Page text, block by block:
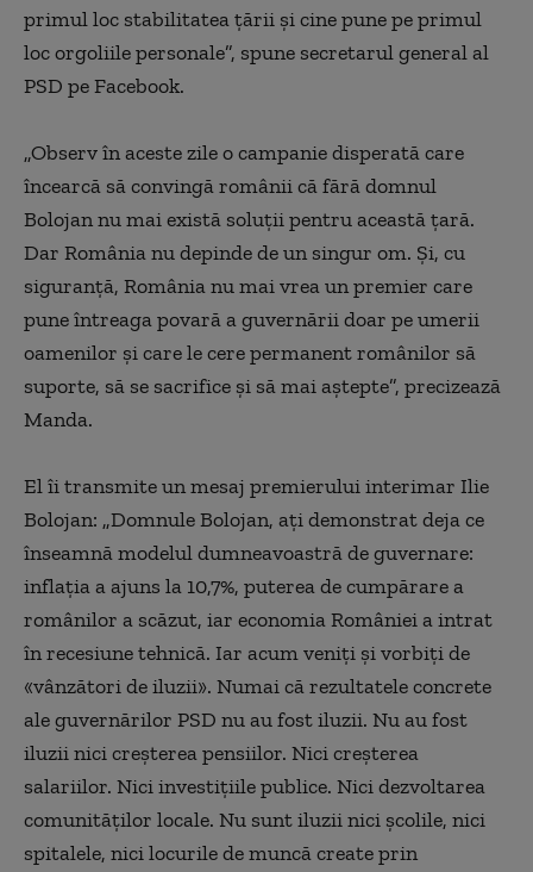
primul loc stabilitatea ţării şi cine pune pe primul
loc orgoliile personale”, spune secretarul general al
PSD pe Facebook.
„Observ în aceste zile o campanie disperată care
încearcă să convingă românii că fără domnul
Bolojan nu mai există soluţii pentru această ţară.
Dar România nu depinde de un singur om. Şi, cu
siguranţă, România nu mai vrea un premier care
pune întreaga povară a guvernării doar pe umerii
oamenilor şi care le cere permanent românilor să
suporte, să se sacrifice şi să mai aştepte”, precizează
Manda.
El îi transmite un mesaj premierului interimar Ilie
Bolojan: „Domnule Bolojan, aţi demonstrat deja ce
înseamnă modelul dumneavoastră de guvernare:
inflaţia a ajuns la 10,7%, puterea de cumpărare a
românilor a scăzut, iar economia României a intrat
în recesiune tehnică. Iar acum veniţi şi vorbiţi de
«vânzători de iluzii». Numai că rezultatele concrete
ale guvernărilor PSD nu au fost iluzii. Nu au fost
iluzii nici creşterea pensiilor. Nici creşterea
salariilor. Nici investiţiile publice. Nici dezvoltarea
comunităţilor locale. Nu sunt iluzii nici şcolile, nici
spitalele, nici locurile de muncă create prin